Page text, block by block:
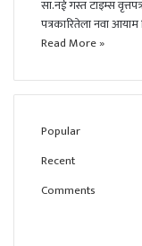
सा.नई गस्त टाइम्स
पत्रकारितेला नवा
Read More »
Popular
Recent
Comments